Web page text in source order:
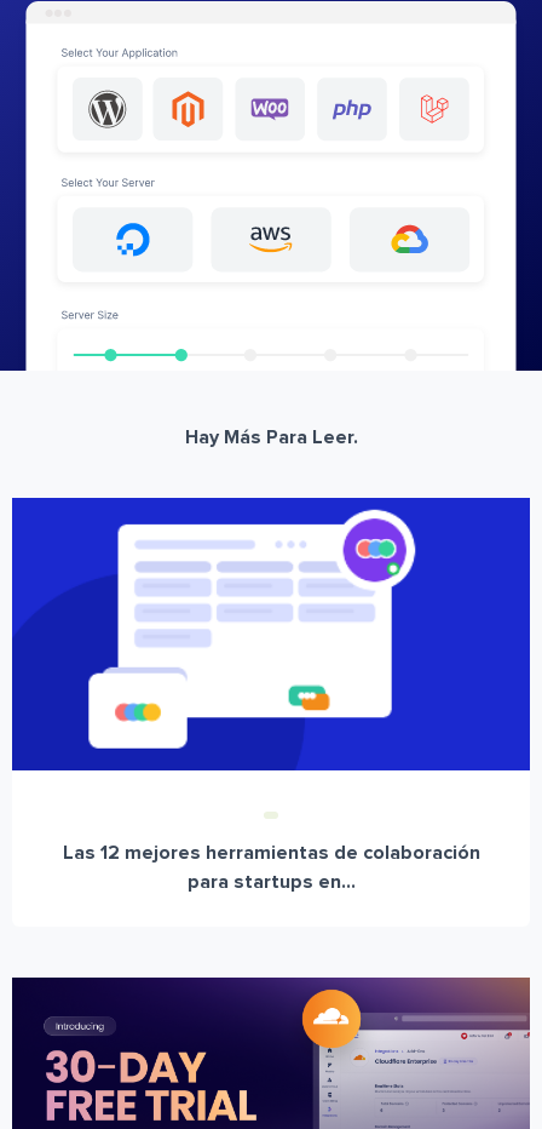
Hay Más Para Leer.
Las 12 mejores herramientas de colaboración
para startups en...